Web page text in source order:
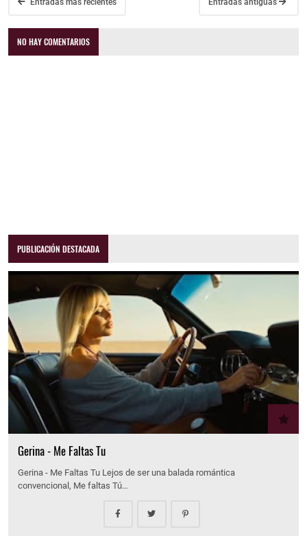
Entradas más recientes Entradas antiguas
NO HAY COMENTARIOS
PUBLICACIÓN DESTACADA
Gerina - Me Faltas Tu
Gerina - Me Faltas Tu Lejos de ser una balada romántica
convencional, Me faltas Tú…